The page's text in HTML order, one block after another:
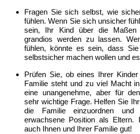
Fragen Sie sich selbst, wie
fühlen. Wenn Sie sich unsicher
sein, Ihr Kind über die Maßen
grandios werden zu lassen.
fühlen, könnte es sein, dass
selbstsicher machen wollen und
Prüfen Sie, ob eines Ihrer
Familie steht und zu viel Macht
eine unangenehme, aber für
sehr wichtige Frage. Helfen Sie
die Familie einzuordnen und
erwachsene Position als
auch Ihnen und Ihrer Familie gut!